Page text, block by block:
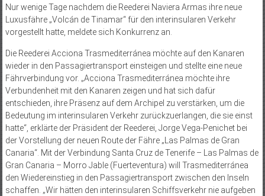
Nur wenige Tage nachdem die Reederei Naviera Armas ihre neue
Luxusfähre „Volcán de Tinamar“ für den interinsularen Verkehr
vorgestellt hatte, meldete sich Konkurrenz an.
Die Reederei Acciona Trasmediterránea möchte auf den Kanaren
wieder in den Passagiertransport einsteigen und stellte eine neue
Fährverbindung vor. „Acciona Trasmediterránea möchte ihre
Verbundenheit mit den Kanaren zeigen und hat sich dafür
entschieden, ihre Präsenz auf dem Archipel zu verstärken, um die
Bedeutung im interinsularen Verkehr zurückzuerlangen, die sie einst
hatte“, erklärte der Präsident der Reederei, Jorge Vega-Penichet bei
der Vorstellung der neuen Route der Fähre „Las Palmas de Gran
Canaria“. Mit der Verbindung Santa Cruz de Tenerife – Las Palmas de
Gran Canaria – Morro Jable (Fuerteventura) will Trasmediterránea
den Wiedereinstieg in den Passagiertransport zwischen den Inseln
schaffen. „Wir hätten den interinsularen Schiffsverkehr nie aufgeben